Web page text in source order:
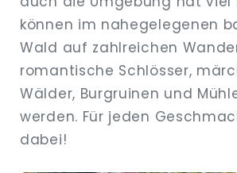
können im nahegelegenen
Wald auf zahlreichen
romantische Schlösser,
Wälder, Burgruinen und
werden. Für jeden
dabei!